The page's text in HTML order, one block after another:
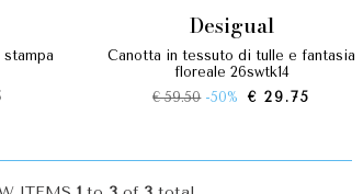
desigual
canotta in tessuto di tulle e fantasia
floreale 26swtk14
€ 59.50 -50% € 29.75